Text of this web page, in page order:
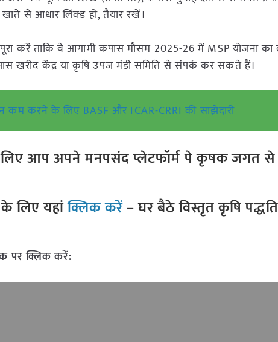
से आधार लिंक्ड हो, तैयार रखें।
करें ताकि वे आगामी कपास मौसम 2025-26 में MSP योजना
खरीद केंद्र या कृषि उपज मंडी समिति से संपर्क कर सकते हैं।
कम करने के लिए BASF और ICAR-CRRI की साझेदारी
आप अपने मनपसंद प्लेटफॉर्म पे कृषक जगत
लिए यहांक्लिक करें– घर बैठे विस्तृत कृषि
पर क्लिक करें: